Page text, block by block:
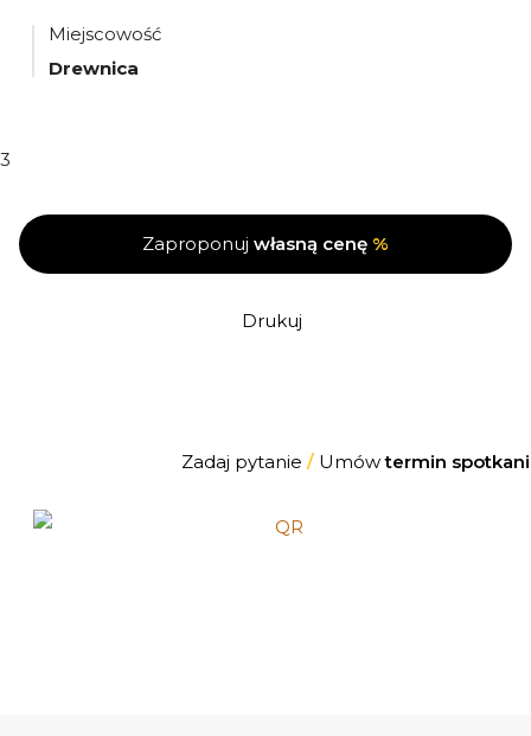
Miejscowość
Drewnica
3
Zaproponuj własną cenę %
Drukuj
Zadaj pytanie /Umówtermin